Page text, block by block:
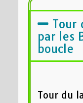
Tour
par les
boucle
Tour du